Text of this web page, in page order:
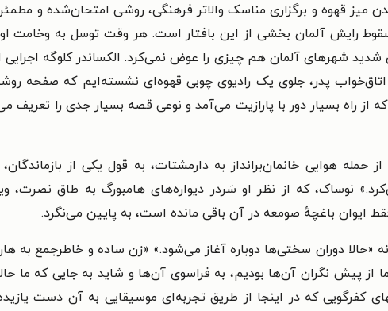
میز قهوه و برگزاری مناسک والاتر فرهنگی، روشی امتحان‌شده و
رایش آلمان بخشی از این بافتار است. هر وقت توسل به وخامت
شهرهای آلمان هم چیزی را عوض نمی‌کرد. الکساندر کلوگه اجرایی
پدر، جلوی یک رادیوی چوبی قهوه‌ای نشسته‌ایم که صفحه
راه بسیار دور با پارازیت می‌آمد و نوعی قصه بسیار جدی را تعریف
خانمان‌برانداز به دارمشتات، به قول یکی از بازماندگان،
نوساک، که از نظر او سَردر دیواره‌های هامبورگ به طاق نصرت،
ایوان باغچهٔ صومعه در آن باقی مانده است، به پایین می‌نگرد.
«حالا دوران سختی‌ها دوباره آغاز می‌شود.» «زن ساده و خاطرجمع به
از پیش نگران آن‌ها بودیم، به فراسوی آن‌ها و شاید به جایی که ما
کفرگویی که در اینجا از طریق تجربه‌ای موسیقایی به آن دست